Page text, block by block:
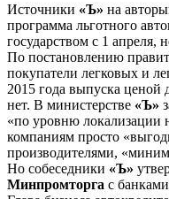
Источники «Ъ» на
программа льготного
государством с 1 апреля,
По постановлению
покупатели легковых и
2015 года выпуска ценой
нет. В министерстве «Ъ»
«по уровню локализации
компаниям просто
производителями,
Но собеседники «Ъ»
Минпромторга с